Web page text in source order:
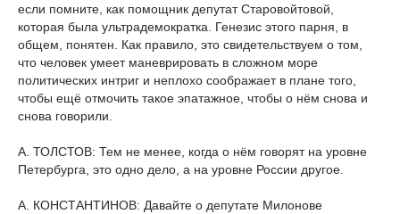
если помните, как помощник депутат Старовойтовой,
которая была ультрадемократка. Генезис этого парня, в
общем, понятен. Как правило, это свидетельствуем о том,
что человек умеет маневрировать в сложном море
политических интриг и неплохо соображает в плане того,
чтобы ещё отмочить такое эпатажное, чтобы о нём снова и
снова говорили.
А. ТОЛСТОВ: Тем не менее, когда о нём говорят на уровне
Петербурга, это одно дело, а на уровне России другое.
А. КОНСТАНТИНОВ: Давайте о депутате Милонове